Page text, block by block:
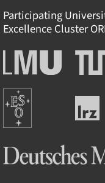
Participating
Excellence Cluster
Ludwig-
Maximilians-
München
Europäische
Südsternwarte
Leibniz-
Deutsches Museum